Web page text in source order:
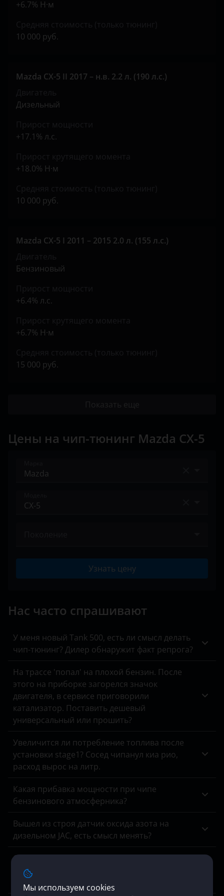
Мы используем cookies
Tank
Zotye
ГАЗ
УАЗ
+6.7% Н·м
10 000 руб.
Mazda CX-5 II 2017 – н.в. 2.2 л. (190 л.с.)
Дизельный
+17.1% л.с.
+18.0% Н·м
10 000 руб.
Mazda CX-5 I 2011 – 2015 2.0 л. (155 л.с.)
Бензиновый
+6.4% л.с.
+6.7% Н·м
15 000 руб.
Цены на чип-тюнинг Mazda CX-5
Brilliance
Cadillac
Changan
Chery
Chevrolet
Citroen
Daewoo
Daihatsu
Dodge
DongFeng
EXEED
FAW
CX-3
CX-30
CX-5
CX-7
CX-9
MPV
Tribute
Узнать цену
Нас часто спрашивают
У меня новый Tank 500, есть ли смысл делать
чип-тюнинг? Дилер обнаружит факт репрога?
На трассе 'попал' на плохой бензин. После
этого на приборке загорелся значок
двигателя, в сервисе приговорили
катализатор. Поставить дешевый
универсальный или прошить?
Увеличится ли потребление топлива после
установки stage1? Сосед чипанул киа рио,
расход вырос на литр.
Какая прибавка мощности при чипе
бензинового атмосферника?
Вышел из строя датчик оксида азота на
дизельном JAC, есть смысл менять?
Сейчас многие выдают сертификаты на
прошивки, в чем отличие ваших сертификатов
от остальных?